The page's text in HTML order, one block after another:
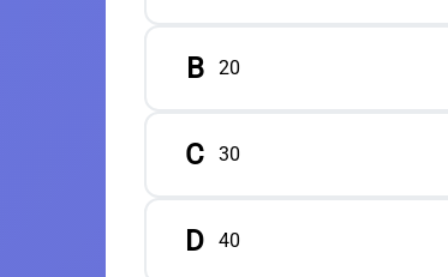
B 20
C 30
D 40